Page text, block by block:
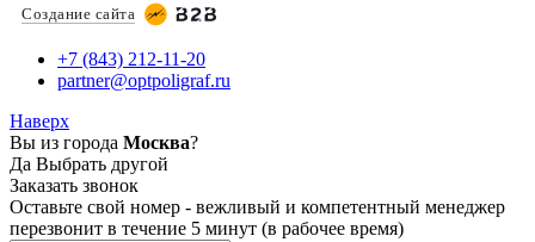
Создание сайта
+7 (843) 212-11-20
partner@optpoligraf.ru
Наверх
Вы из города Москва?
Да Выбрать другой
Заказать звонок
Оставьте свой номер - вежливый и компетентный менеджер
перезвонит в течение 5 минут (в рабочее время)